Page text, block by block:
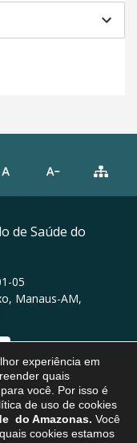
de Saúde do
05
Manaus-AM,
experiência em
quais
você. Por isso é
de uso de cookies
do Amazonas. Você
cookies estamos